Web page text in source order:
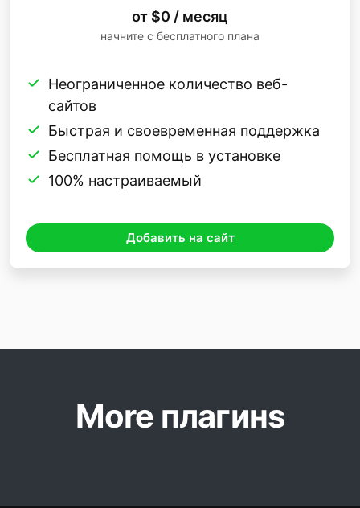
от $0 / месяц
начните с бесплатного плана
Неограниченное количество веб-
сайтов
Быстрая и своевременная поддержка
Бесплатная помощь в установке
100% настраиваемый
Добавить на сайт
More плагинs